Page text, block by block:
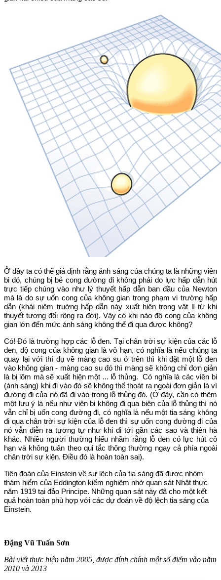
Ở đây ta có thể giả định rằng ánh sáng của chúng ta là những viên
bi đó, chúng bị bẻ cong đường đi không phải do lực hấp dẫn hút
trực tiếp chúng vào như lý thuyết hấp dẫn ban đầu của Newton
mà là do sự uốn cong của không gian trong phạm vi trường hấp
dẫn (khái niệm truờng hấp dẫn này xuất hiện trong vật lí từ khi
thuyết tương đối rộng ra đời). Vậy có khi nào độ cong của không
gian lớn đến mức ánh sáng không thể đi qua được không?
Có! Đó là trường hợp các lỗ đen. Tại chân trời sự kiện của các lỗ
đen, độ cong của không gian là vô hạn, có nghĩa là nếu chúng ta
quay lại với thí dụ về màng cao su ở trên thì khi đặt một lỗ đen
vào không gian - màng cao su đó thì màng sẽ không chỉ đơn giản
là bị lõm mà sẽ xuất hiện một ... lỗ thủng. Có nghĩa là các viên bi
(ánh sáng) khi đi vào đó sẽ không thể thoát ra ngoài đơn giản là vì
đường đi của nó đã đi vào trong lỗ thủng đó. (Ở đây, cần có thêm
một lưu ý là nếu như viên bi không đi qua biên của lỗ thủng thì nó
vẫn chỉ bị uốn cong đường đi, có nghĩa là nếu một tia sáng không
đi qua chân trời sự kiện của lỗ đen thì sự uốn cong đường đi của
nó vẫn diễn ra tương tự như khi đi tới gần các sao và thiên hà
khác. Nhiều người thường hiểu nhầm rằng lỗ đen có lực hút cô
hạn và không tuân theo qui tắc thông thường ngay cả phía ngoài
chân trời sự kiện. Điều đó là hoàn toàn sai).
Tiên đoán của Einstein về sự lệch của tia sáng đã được nhóm
thám hiểm của Eddington kiểm nghiệm nhờ quan sát Nhật thực
năm 1919 tại đảo Principe. Những quan sát này đã cho một kết
quả hoàn toàn phù hợp với các dự đoán về độ lệch tia sáng của
Einstein.
Đặng Vũ Tuấn Sơn
Bài viết thực hiện năm 2005, được đính chính một số điểm vào năm
2010 và 2013